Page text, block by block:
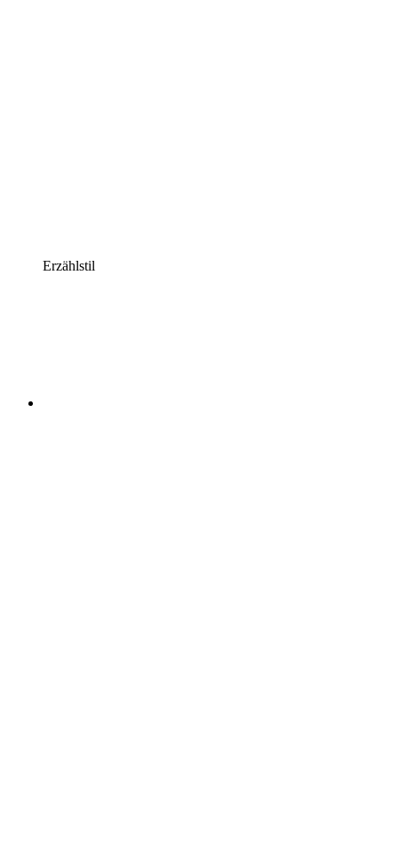
Erzählstil